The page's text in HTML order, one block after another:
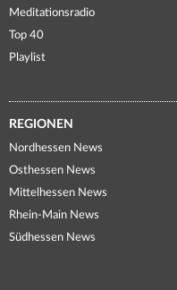
Meditationsradio
Top 40
Playlist
REGIONEN
Nordhessen News
Osthessen News
Mittelhessen News
Rhein-Main News
Südhessen News